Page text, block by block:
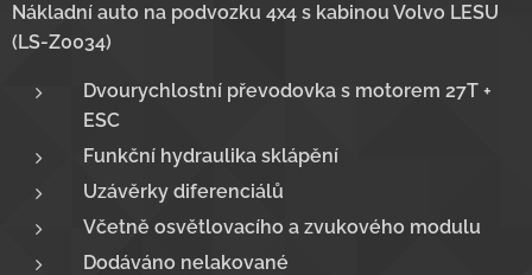
Nákladní auto na podvozku 4x4 s kabinou Volvo LESU
(LS-Z0034)
Dvourychlostní převodovka s motorem 27T +
ESC
Funkční hydraulika sklápění
Uzávěrky diferenciálů
Včetně osvětlovacího a zvukového modulu
Dodáváno nelakované